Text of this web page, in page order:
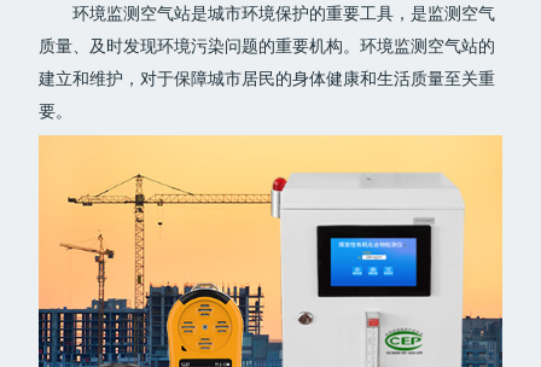
环境监测空气站是城市环境保护的重要工具，是监测空气
质量、及时发现环境污染问题的重要机构。环境监测空气站的
建立和维护，对于保障城市居民的身体健康和生活质量至关重
要。